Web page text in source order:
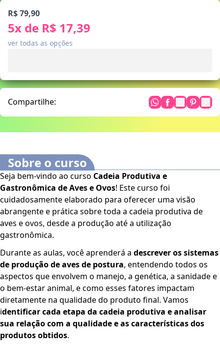
R$ 79,90
5x de R$ 17,39
ver todas as opções
Compartilhe:
Sobre o curso
Seja bem-vindo ao curso Cadeia Produtiva e
Gastronômica de Aves e Ovos! Este curso foi
cuidadosamente elaborado para oferecer uma visão
abrangente e prática sobre toda a cadeia produtiva de
aves e ovos, desde a produção até a utilização
gastronômica.
Durante as aulas, você aprenderá a descrever os sistemas
de produção de aves de postura, entendendo todos os
aspectos que envolvem o manejo, a genética, a sanidade e
o bem-estar animal, e como esses fatores impactam
diretamente na qualidade do produto final. Vamos
identificar cada etapa da cadeia produtiva e analisar
sua relação com a qualidade e as características dos
produtos obtidos.